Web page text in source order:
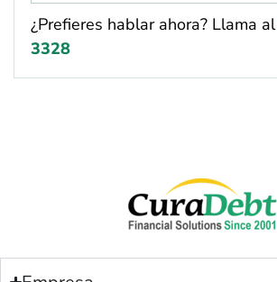
¿Prefieres hablar ahora? Llama al
3328